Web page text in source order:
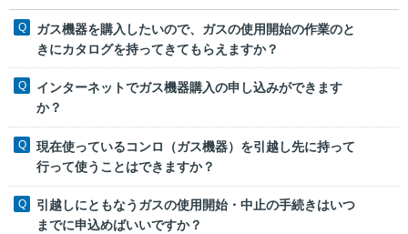
ガス機器を購入したいので、ガスの使用開始の作業のと
きにカタログを持ってきてもらえますか？
インターネットでガス機器購入の申し込みができます
か？
現在使っているコンロ（ガス機器）を引越し先に持って
行って使うことはできますか？
引越しにともなうガスの使用開始・中止の手続きはいつ
までに申込めばいいですか？